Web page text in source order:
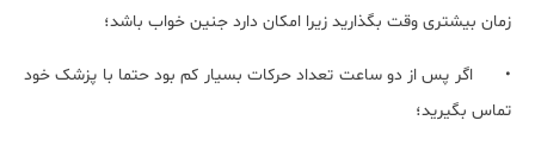
زمان بیشتری وقت بگذارید زیرا امکان دارد جنین خواب باشد؛
•
اگر پس از دو ساعت تعداد حرکات بسیار کم بود حتما با پزشک خود
تماس بگیرید؛